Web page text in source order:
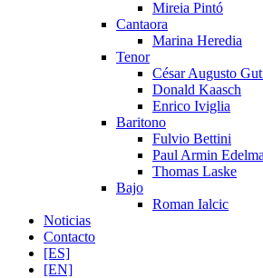
Mireia Pintó
Cantaora
Marina Heredia
Tenor
César Augusto
Donald Kaasch
Enrico Iviglia
Baritono
Fulvio Bettini
Paul Armin
Thomas Laske
Bajo
Roman Ialcic
Noticias
Contacto
[ES]
[EN]